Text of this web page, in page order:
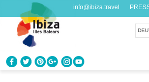
info@ibiza.travel